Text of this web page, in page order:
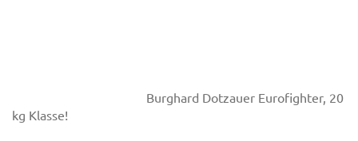
Burghard Dotzauer Eurofighter, 20
kg Klasse!